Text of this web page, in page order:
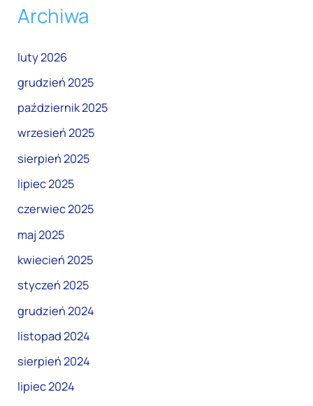
Archiwa
luty 2026
grudzień 2025
październik 2025
wrzesień 2025
sierpień 2025
lipiec 2025
czerwiec 2025
maj 2025
kwiecień 2025
styczeń 2025
grudzień 2024
listopad 2024
sierpień 2024
lipiec 2024